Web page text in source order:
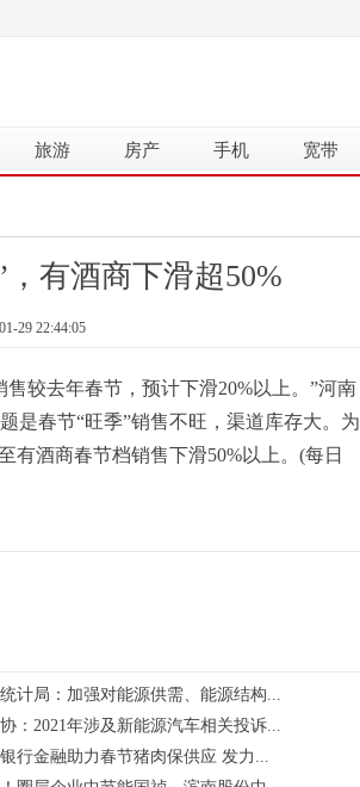
旅游 房产 手机 宽带
有酒商下滑超50%
29 22:44:05
较去年春节，预计下滑20%以上。”河南
是春节“旺季”销售不旺，渠道库存大。为
有酒商春节档销售下滑50%以上。(每日
计局：加强对能源供需、能源结构...
：2021年涉及新能源汽车相关投诉...
行金融助力春节猪肉保供应 发力...